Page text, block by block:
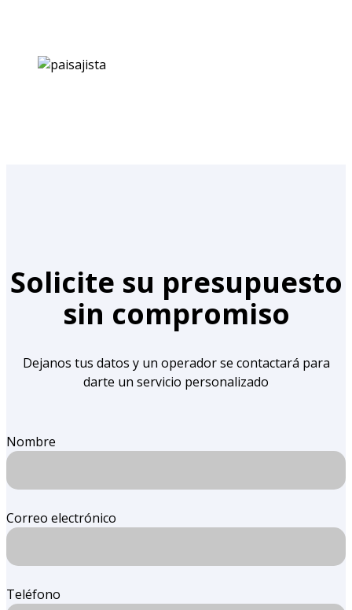
Solicite su presupuesto
sin compromiso
Dejanos tus datos y un operador se contactará para
darte un servicio personalizado
Nombre
Correo electrónico
Teléfono